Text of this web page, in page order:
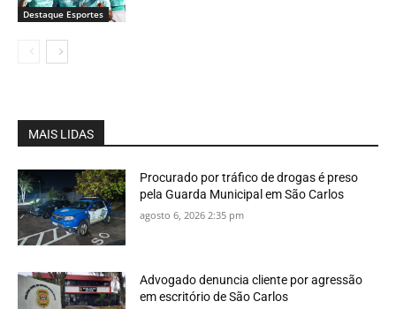
Destaque Esportes
MAIS LIDAS
Procurado por tráfico de drogas é preso
pela Guarda Municipal em São Carlos
agosto 6, 2026 2:35 pm
Advogado denuncia cliente por agressão
em escritório de São Carlos